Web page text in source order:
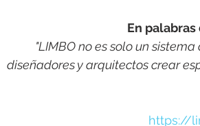
En
"LIMBO no es solo un
diseñadores y arquitectos crear
https://